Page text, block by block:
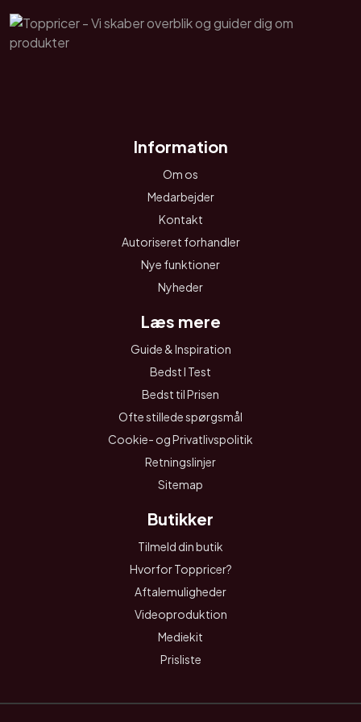
Information
Om os
Medarbejder
Kontakt
Autoriseret forhandler
Nye funktioner
Nyheder
Læs mere
Guide & Inspiration
Bedst I Test
Bedst til Prisen
Ofte stillede spørgsmål
Cookie- og Privatlivspolitik
Retningslinjer
Sitemap
Butikker
Tilmeld din butik
Hvorfor Toppricer?
Aftalemuligheder
Videoproduktion
Mediekit
Prisliste